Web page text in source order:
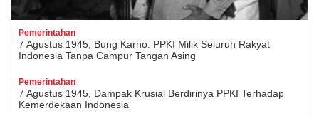
Pemerintahan
7 Agustus 1945, Bung Karno: PPKI Milik Seluruh Rakyat
Indonesia Tanpa Campur Tangan Asing
Pemerintahan
7 Agustus 1945, Dampak Krusial Berdirinya PPKI Terhadap
Kemerdekaan Indonesia